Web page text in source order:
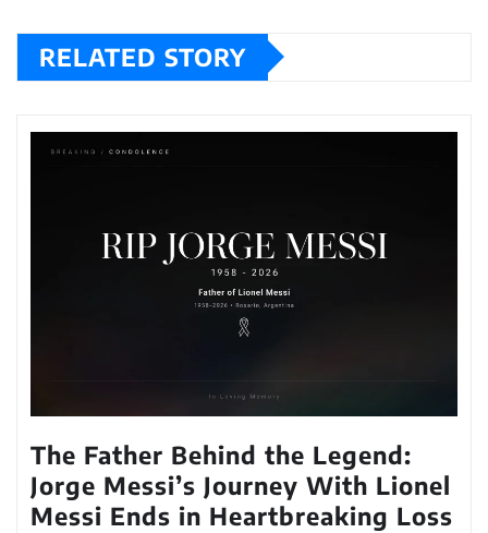
RELATED STORY
The Father Behind the Legend:
Jorge Messi’s Journey With Lionel
Messi Ends in Heartbreaking Loss